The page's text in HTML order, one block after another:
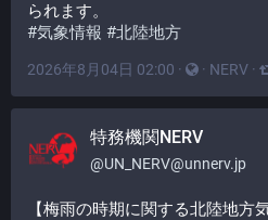
られます。
#気象情報 #北陸地方
2026年8月04日 02:00 · · NERV ·
特務機関NERV
@UN_NERV@unnerv.jp
【梅雨の時期に関する北陸地方